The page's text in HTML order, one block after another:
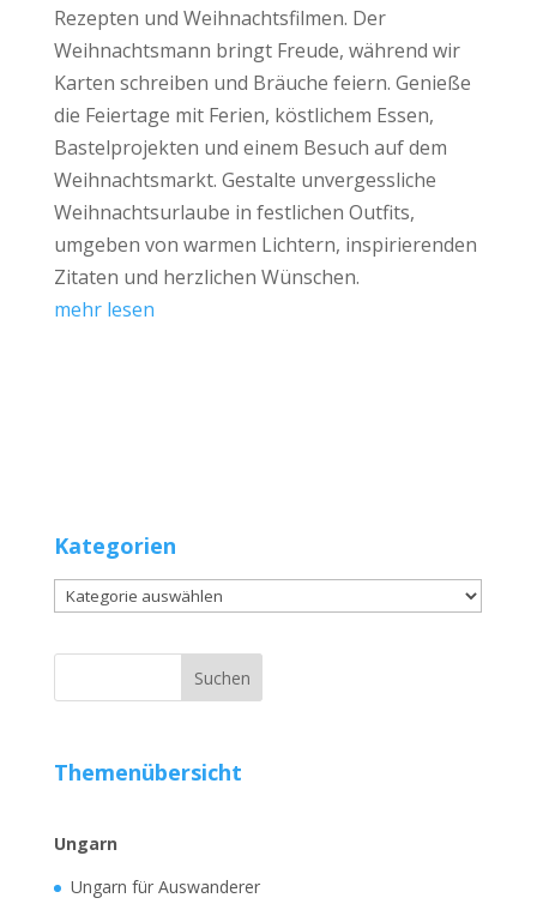
Rezepten und Weihnachtsfilmen. Der
Weihnachtsmann bringt Freude, während wir
Karten schreiben und Bräuche feiern. Genieße
die Feiertage mit Ferien, köstlichem Essen,
Bastelprojekten und einem Besuch auf dem
Weihnachtsmarkt. Gestalte unvergessliche
Weihnachtsurlaube in festlichen Outfits,
umgeben von warmen Lichtern, inspirierenden
Zitaten und herzlichen Wünschen.
mehr lesen
Kategorien
Kategorien
Themenübersicht
Ungarn
Ungarn für Auswanderer